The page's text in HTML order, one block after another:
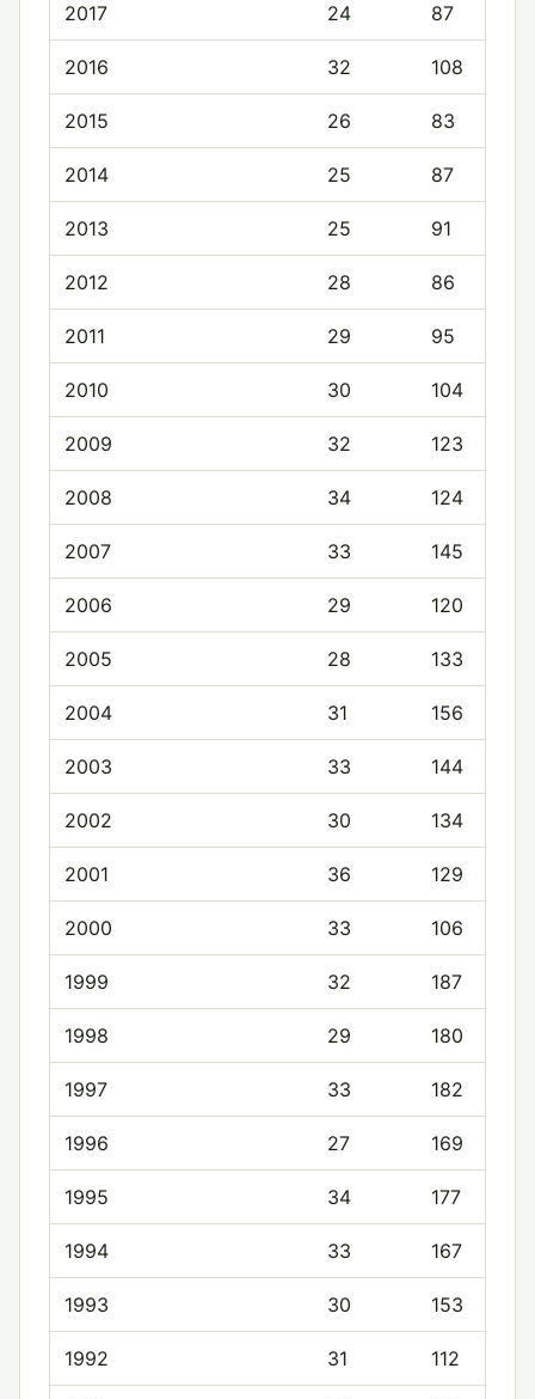
2017 24 87
2016 32 108
2015 26 83
2014 25 87
2013 25 91
2012 28 86
2011 29 95
2010 30 104
2009 32 123
2008 34 124
2007 33 145
2006 29 120
2005 28 133
2004 31 156
2003 33 144
2002 30 134
2001 36 129
2000 33 106
1999 32 187
1998 29 180
1997 33 182
1996 27 169
1995 34 177
1994 33 167
1993 30 153
1992 31 112